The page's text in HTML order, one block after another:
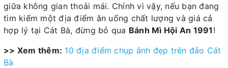
giữa không gian thoải mái. Chính vì vậy, nếu bạn đang
tìm kiếm một địa điểm ăn uống chất lượng và giá cả
hợp lý tại Cát Bà, đừng bỏ qua Bánh Mì Hội An 1991 !
>> Xem thêm: 10 địa điểm chụp ảnh đẹp trên đảo Cát
Bà